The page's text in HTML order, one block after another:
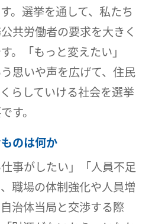
。選挙を通して、私たち
共労働者の要求を大きく
。「もっと変えたい」
思いや声を広げて、住民
らしていける社会を選挙
す。
のは何か
事がしたい」「人員不足
職場の体制強化や人員増
治体当局と交渉する際